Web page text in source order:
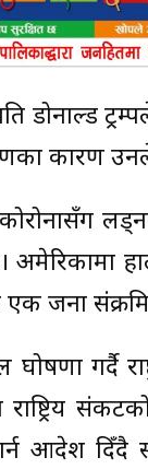
डोनाल्ड
कारण
अमेरिकामा
जना
गर्दै
आदेश दिँदै